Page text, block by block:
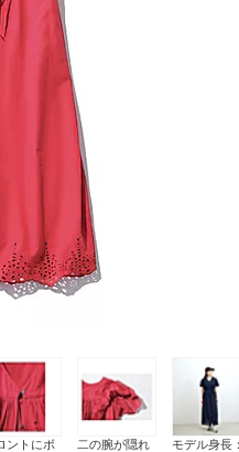
ントにボ
二の腕が隠れ
モデル身長：